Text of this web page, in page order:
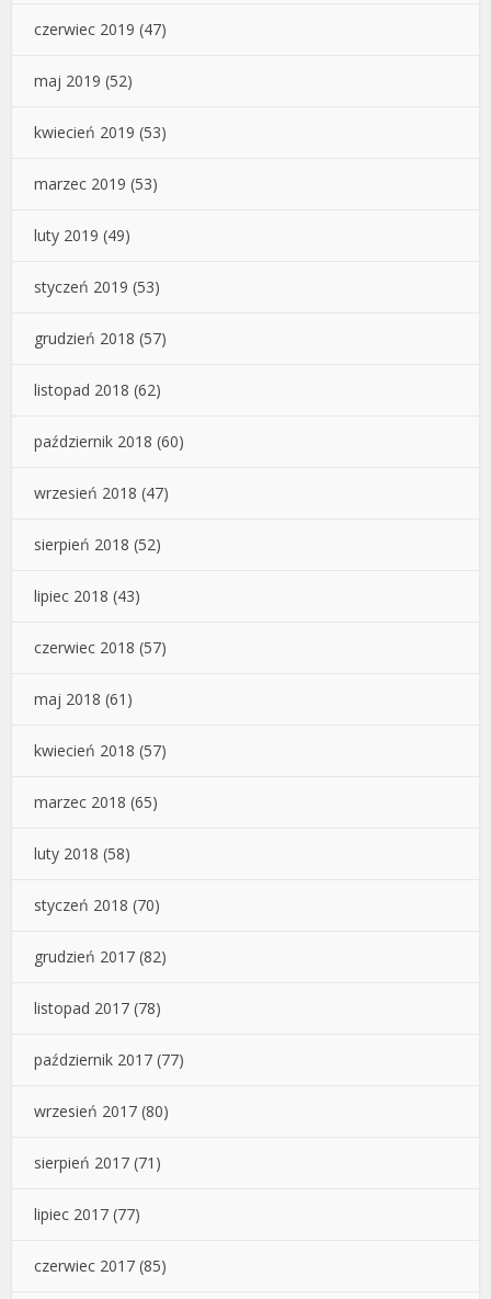
czerwiec 2019 (47)
maj 2019 (52)
kwiecień 2019 (53)
marzec 2019 (53)
luty 2019 (49)
styczeń 2019 (53)
grudzień 2018 (57)
listopad 2018 (62)
październik 2018 (60)
wrzesień 2018 (47)
sierpień 2018 (52)
lipiec 2018 (43)
czerwiec 2018 (57)
maj 2018 (61)
kwiecień 2018 (57)
marzec 2018 (65)
luty 2018 (58)
styczeń 2018 (70)
grudzień 2017 (82)
listopad 2017 (78)
październik 2017 (77)
wrzesień 2017 (80)
sierpień 2017 (71)
lipiec 2017 (77)
czerwiec 2017 (85)